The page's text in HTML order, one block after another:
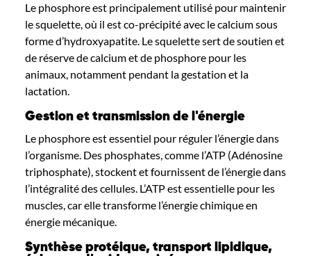
Le phosphore est principalement utilisé pour maintenir
le squelette, où il estco-précipitéavec le calciumsous
forme d’hydroxyapatite. Le squelette sert de soutien et
de réserve de calcium et de phosphore pour les
animaux, notamment pendant la gestation et la
lactation.
Gestion et transmission de l'énergie
Le phosphore est essentiel pour réguler l’énergie dans
l’organisme. Des phosphates, comme l’ATP(Adénosine
triphosphate), stockent etfournissent de l’énergie dans
l’intégralité des cellules.L’ATP est essentielle pour les
muscles, car elle transforme l’énergie chimique en
énergie mécanique.
Synthèse protéique, transport lipidique,